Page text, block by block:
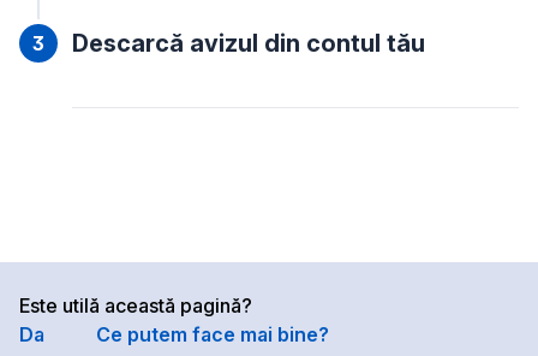
Descarcă avizul din contul tău
Este utilă această pagină?
Da
Ce putem face mai bine?